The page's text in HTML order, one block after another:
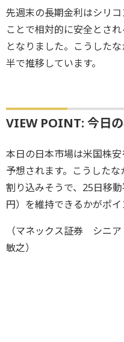
先週末の長期金利はシリ
ことで相対的に安全とさ
となりました。こうした
半で推移しています。
VIEW POINT: 今日
本日の日本市場は米国株
予想されます。こうした
割り込みそうで、25日移
円）を維持できるかがポイ
（マネックス証券 シニ
敏之）